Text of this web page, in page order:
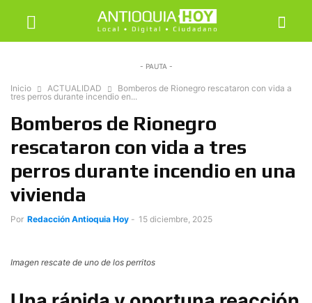
- PAUTA -
Inicio ACTUALIDAD
Bomberos de Rionegro rescataron con vida a
tres perros durante incendio en...
Bomberos de Rionegro
rescataron con vida a tres
perros durante incendio en una
vivienda
Por Redacción Antioquia Hoy - 15 diciembre, 2025
Imagen rescate de uno de los perritos